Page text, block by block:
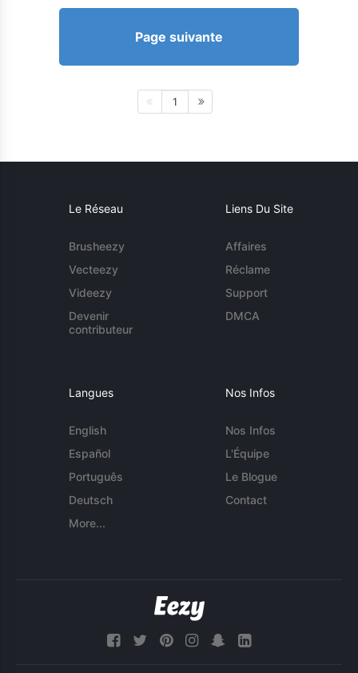
Page suivante
1
Le Réseau
Brusheezy
Vecteezy
Videezy
Devenir
contributeur
Liens Du Site
Affaires
Réclame
Support
DMCA
Langues
English
Español
Português
Deutsch
More...
Nos Infos
Nos Infos
L'Équipe
Le Blogue
Contact